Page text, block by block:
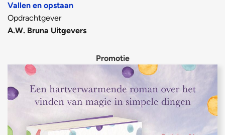
Vallen en opstaan
Opdrachtgever
A.W. Bruna Uitgevers
Promotie